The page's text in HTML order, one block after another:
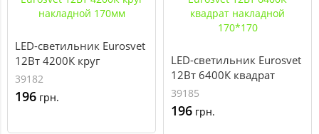
LED-светильник Eurosvet
12Вт 4200К круг
накладной 170мм
39182
196 грн.
LED-светильник Eurosvet
12Вт 6400К квадрат
накладной 170*170
39185
196 грн.